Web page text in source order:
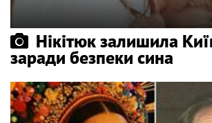
Нікітюк залишила
заради безпеки сина